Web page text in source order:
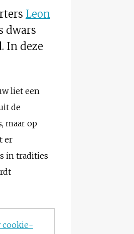
Leon
dwars
In deze
liet een
de
maar op
er
in tradities
cookie-